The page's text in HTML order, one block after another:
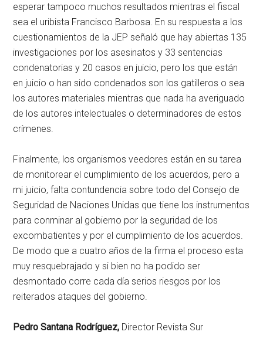
esperar tampoco muchos resultados mientras el fiscal
sea el uribista Francisco Barbosa. En su respuesta a los
cuestionamientos de la JEP señaló que hay abiertas 135
investigaciones por los asesinatos y 33 sentencias
condenatorias y 20 casos en juicio, pero los que están
en juicio o han sido condenados son los gatilleros o sea
los autores materiales mientras que nada ha averiguado
de los autores intelectuales o determinadores de estos
crímenes.
Finalmente, los organismos veedores están en su tarea
de monitorear el cumplimiento de los acuerdos, pero a
mi juicio, falta contundencia sobre todo del Consejo de
Seguridad de Naciones Unidas que tiene los instrumentos
para conminar al gobierno por la seguridad de los
excombatientes y por el cumplimiento de los acuerdos.
De modo que a cuatro años de la firma el proceso esta
muy resquebrajado y si bien no ha podido ser
desmontado corre cada día serios riesgos por los
reiterados ataques del gobierno.
Pedro Santana Rodríguez, Director Revista Sur